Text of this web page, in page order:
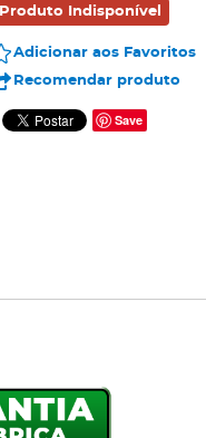
Produto Indisponível
Adicionar aos Favoritos
Recomendar produto
Save